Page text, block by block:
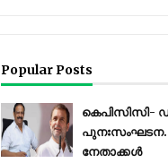
Popular Posts
കെപിസിസി-
നേതാക്കൾ